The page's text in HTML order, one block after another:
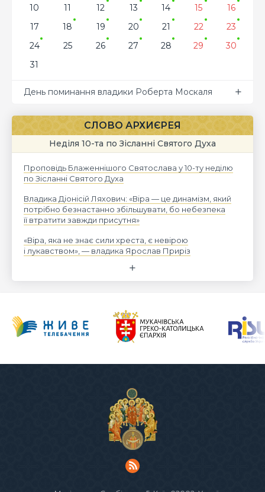
10
11 12 13 14 15
16
17
18 19 20 21 22
23
24
25 26 27 28 29
30
31
День поминання владики Роберта Москаля
СЛОВО АРХИЄРЕЯ
Неділя 10-та по Зісланні Святого Духа
Проповідь Блаженнішого Святослава у 10-ту неділю
по Зісланні Святого Духа
Владика Діонісій Ляхович: «Віра — це динамізм, який
потрібно безнастанно збільшувати, бо небезпека
її втратити завжди присутня»
«Віра, яка не знає сили хреста, є невірою
і лукавством», — владика Ярослав Приріз